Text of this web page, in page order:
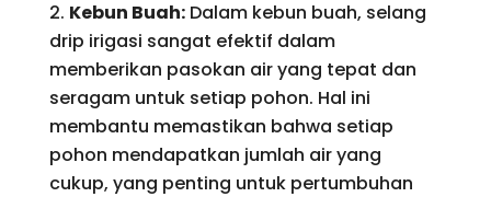
Kebun Buah:Dalam kebun buah, selang
drip irigasi sangat efektif dalam
memberikan pasokan air yang tepat dan
seragam untuk setiap pohon. Hal ini
membantu memastikan bahwa setiap
pohon mendapatkan jumlah air yang
cukup, yang penting untuk pertumbuhan